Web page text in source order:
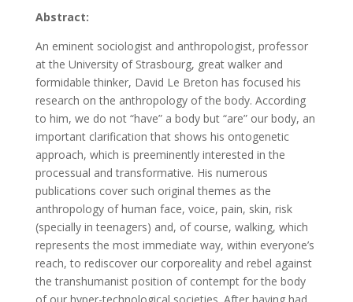
Abstract:
An eminent sociologist and anthropologist, professor
at the University of Strasbourg, great walker and
formidable thinker, David Le Breton has focused his
research on the anthropology of the body. According
to him, we do not “have” a body but “are” our body, an
important clarification that shows his ontogenetic
approach, which is preeminently interested in the
processual and transformative. His numerous
publications cover such original themes as the
anthropology of human face, voice, pain, skin, risk
(specially in teenagers) and, of course, walking, which
represents the most immediate way, within everyone’s
reach, to rediscover our corporeality and rebel against
the transhumanist position of contempt for the body